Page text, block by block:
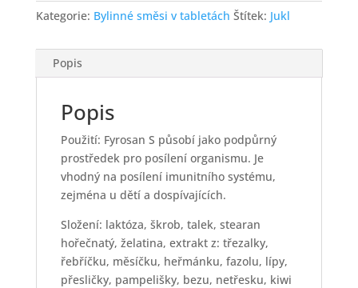
Kategorie: Bylinné směsi v tabletách Štítek: Jukl
Popis
Popis
Použití: Fyrosan S působí jako podpůrný
prostředek pro posílení organismu. Je
vhodný na posílení imunitního systému,
zejména u dětí a dospívajících.
Složení: laktóza, škrob, talek, stearan
hořečnatý, želatina, extrakt z: třezalky,
řebříčku, měsíčku, heřmánku, fazolu, lípy,
přesličky, pampelišky, bezu, netřesku, kiwi